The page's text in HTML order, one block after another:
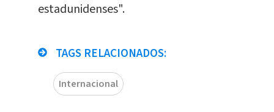
estadunidenses".
TAGS RELACIONADOS:
Internacional